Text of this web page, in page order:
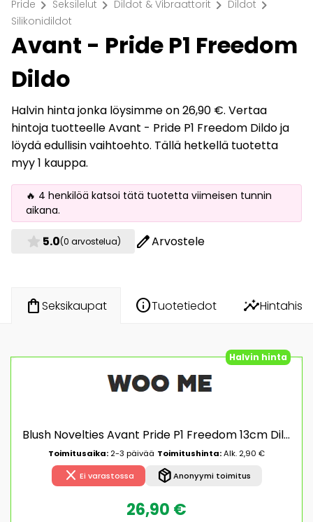
Pride chevron_right Seksilelut chevron_right Dildot & Vibraattorit chevron_right Dildot chevron_right
Silikonidildot
Avant - Pride P1 Freedom
Dildo
Halvin hinta jonka löysimme on 26,90 €. Vertaa
hintoja tuotteelle Avant - Pride P1 Freedom Dildo ja
löydä edullisin vaihtoehto. Tällä hetkellä tuotetta
myy 1 kauppa.
🔥 4 henkilöä katsoi tätä tuotetta viimeisen tunnin
aikana.
star 5.0(0 arvostelua) editArvostele
shopping_bagSeksikaupat infoTuotetiedot insights
Halvin hinta
Blush Novelties Avant Pride P1 Freedom 13cm Dildo
Toimitusaika: 2-3 päivää Toimitushinta:Alk. 2,90 €
close Ei varastossa package_2Anonyymi toimitus
26,90 €